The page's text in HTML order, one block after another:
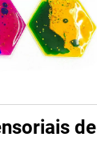
de